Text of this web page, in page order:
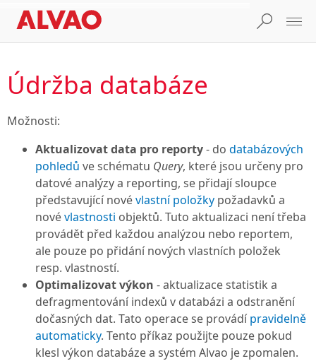
Údržba databáze
Možnosti:
Aktualizovat data pro reporty- do databázových
pohledů ve schématu Query, které jsou určeny pro
datové analýzy a reporting, se přidají sloupce
představující novévlastní položky požadavků a
novévlastnosti objektů. Tuto aktualizaci není třeba
provádět před každou analýzou nebo reportem,
ale pouze po přidání nových vlastních položek
resp. vlastností.
Optimalizovat výkon - aktualizace statistik a
defragmentování indexů v databázi a odstranění
dočasných dat. Tato operace se provádí pravidelně
automaticky. Tento příkaz použijte pouze pokud
klesl výkon databáze a systém Alvao je zpomalen.